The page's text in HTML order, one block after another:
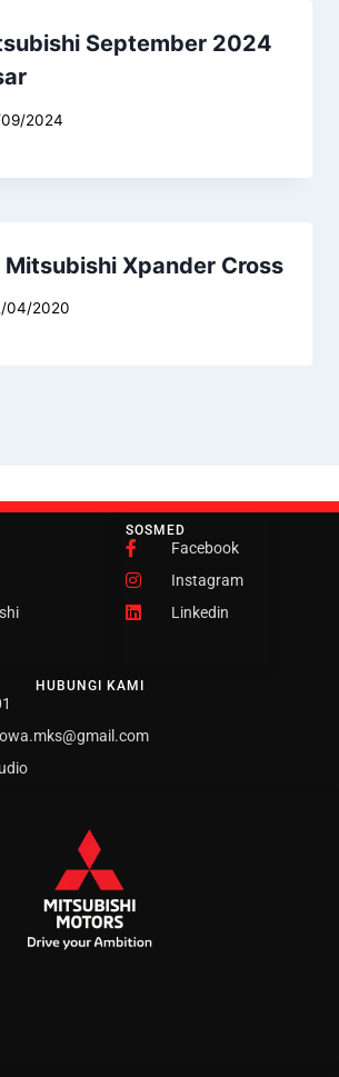
September 2024
09/2024
Mitsubishi Xpander Cross
04/2020
SOSMED
Facebook
Instagram
Linkedin
HUBUNGI KAMI